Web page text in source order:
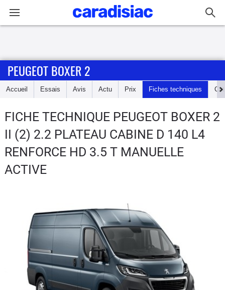
Accueil
Essais
Guide
d'achat
Utilitaires
Flottes
Services
PEUGEOT BOXER 2
Accueil Essais Avis Actu Prix Fiches techniques
FICHE TECHNIQUE PEUGEOT BOXER 2
II (2) 2.2 PLATEAU CABINE D 140 L4
RENFORCE HD 3.5 T MANUELLE
ACTIVE